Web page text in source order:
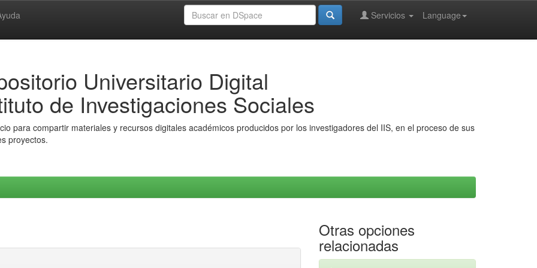
Language
Servicios
Universitario Digital
de Investigaciones Sociales
para compartir materiales y recursos digitales académicos producidos por los investigadores del IIS, en el proceso de sus
proyectos.
Otras opciones
relacionadas